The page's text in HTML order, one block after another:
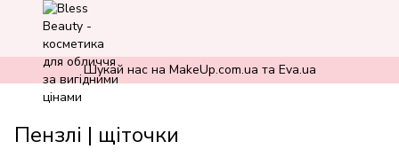
Шукай нас на MakeUp.com.ua та Eva.ua
Пензлі | щіточки